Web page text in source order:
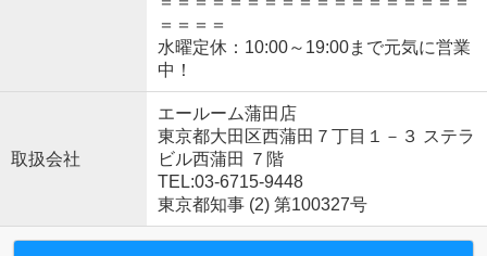
＝＝＝＝
水曜定休：10:00～19:00まで元気に営業
中！
取扱会社
エールーム蒲田店
東京都大田区西蒲田７丁目１－３ ステラ
ビル西蒲田 ７階
TEL:03-6715-9448
東京都知事 (2) 第100327号